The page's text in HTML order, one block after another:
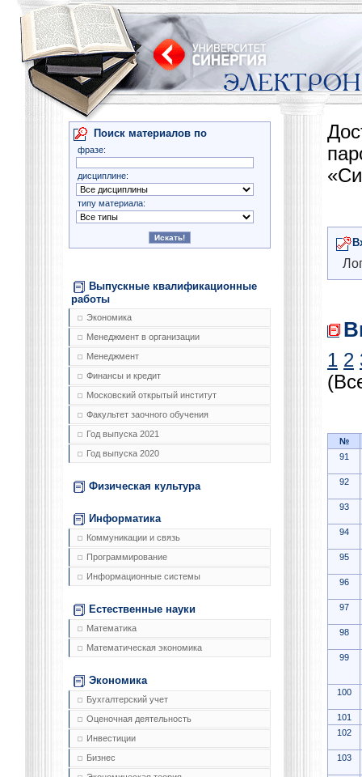
Поиск материалов по
фразе:
дисциплине:
типу материала:
Выпускные квалификационные
работы
Экономика
Менеджмент в организации
Менеджмент
Финансы и кредит
Московский открытый институт
Факультет заочного обучения
Год выпуска 2021
Год выпуска 2020
Физическая культура
Информатика
Коммуникации и связь
Программирование
Информационные системы
Естественные науки
Математика
Математическая экономика
Экономика
Бухгалтерский учет
Оценочная деятельность
Инвестиции
Бизнес
1 2
№
91
92
93
94
95
96
97
98
99
100
101
102
103